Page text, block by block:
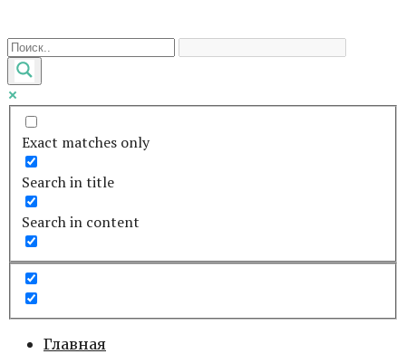
к
контенту
Exact matches only
Search in title
Search in content
Главная